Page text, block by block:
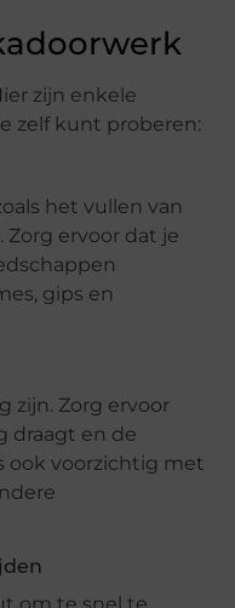
zijn enkele
zelf kunt proberen:
het vullen van
ervoor dat je
gips en
zijn. Zorg ervoor
draagt en de
ook voorzichtig met